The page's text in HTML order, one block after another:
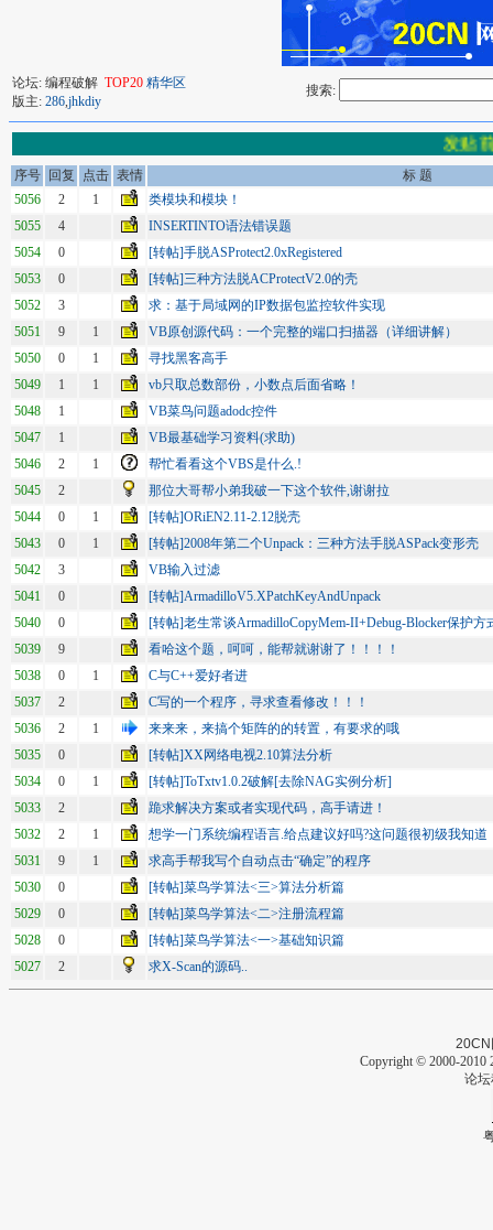
论坛: 编程破解 TOP20 精华区
版主: 286,jhkdiy
搜索:
发贴
序号 回复 点击 表情
标 题
5056
2 1
类模块和模块！
5055
4
INSERTINTO语法错误题
5054
0
[转帖]手脱ASProtect2.0xRegistered
5053
0
[转帖]三种方法脱ACProtectV2.0的壳
5052
3
求：基于局域网的IP数据包监控软件实现
5051
9 1
VB原创源代码：一个完整的端口扫描器（详细讲解）
5050
0 1
寻找黑客高手
5049
1 1
vb只取总数部份，小数点后面省略！
5048
1
VB菜鸟问题adodc控件
5047
1
VB最基础学习资料(求助)
5046
2 1
帮忙看看这个VBS是什么.!
5045
2
那位大哥帮小弟我破一下这个软件,谢谢拉
5044
0 1
[转帖]ORiEN2.11-2.12脱壳
5043
0 1
[转帖]2008年第二个Unpack：三种方法手脱ASPack变形壳
5042
3
VB输入过滤
5041
0
[转帖]ArmadilloV5.XPatchKeyAndUnpack
5040
0
[转帖]老生常谈ArmadilloCopyMem-II+Debug-Blocker保护方
5039
9
看哈这个题，呵呵，能帮就谢谢了！！！！
5038
0 1
C与C++爱好者进
5037
2
C写的一个程序，寻求查看修改！！！
5036
2 1
来来来，来搞个矩阵的的转置，有要求的哦
5035
0
[转帖]XX网络电视2.10算法分析
5034
0 1
[转帖]ToTxtv1.0.2破解[去除NAG实例分析]
5033
2
跪求解决方案或者实现代码，高手请进！
5032
2 1
想学一门系统编程语言.给点建议好吗?这问题很初级我知道
5031
9 1
求高手帮我写个自动点击“确定”的程序
5030
0
[转帖]菜鸟学算法<三>算法分析篇
5029
0
[转帖]菜鸟学算法<二>注册流程篇
5028
0
[转帖]菜鸟学算法<一>基础知识篇
5027
2 求X-Scan的源码..
20CN
Copyright © 2000-2010
论